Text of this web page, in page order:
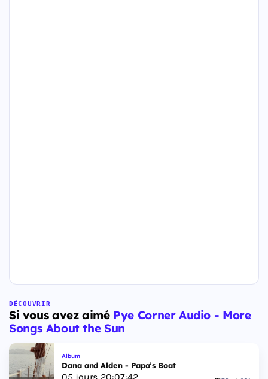
DÉCOUVRIR
Si vous avez aimé Pye Corner Audio - More
Songs About the Sun
Album
Dana and Alden - Papa’s Boat